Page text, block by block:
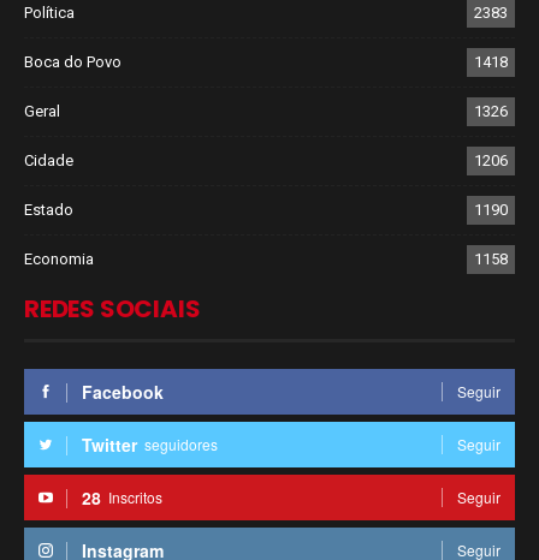
Política 2383
Boca do Povo 1418
Geral 1326
Cidade 1206
Estado 1190
Economia 1158
REDES SOCIAIS
Facebook Seguir
Twitter seguidores Seguir
28 Inscritos Seguir
Instagram Seguir